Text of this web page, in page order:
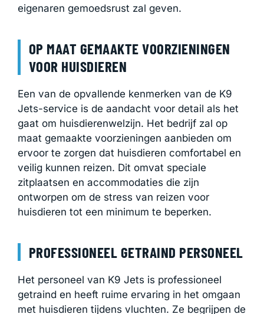
eigenaren gemoedsrust zal geven.
OP MAAT GEMAAKTE VOORZIENINGEN
VOOR HUISDIEREN
Een van de opvallende kenmerken van de K9
Jets-service is de aandacht voor detail als het
gaat om huisdierenwelzijn. Het bedrijf zal op
maat gemaakte voorzieningen aanbieden om
ervoor te zorgen dat huisdieren comfortabel en
veilig kunnen reizen. Dit omvat speciale
zitplaatsen en accommodaties die zijn
ontworpen om de stress van reizen voor
huisdieren tot een minimum te beperken.
PROFESSIONEEL GETRAIND PERSONEEL
Het personeel van K9 Jets is professioneel
getraind en heeft ruime ervaring in het omgaan
met huisdieren tijdens vluchten. Ze begrijpen de